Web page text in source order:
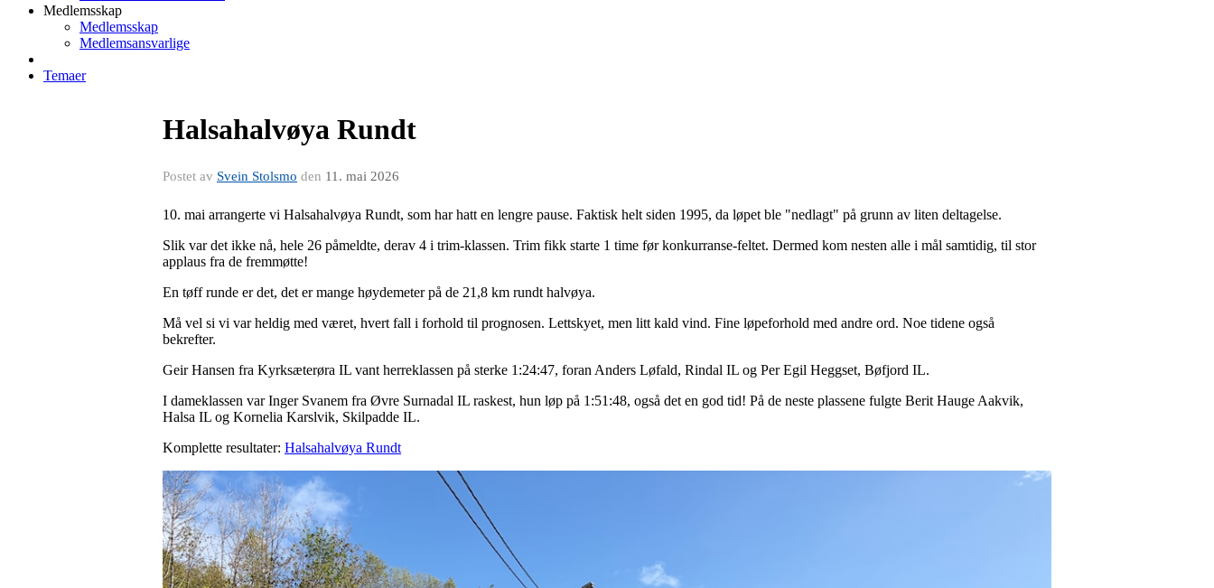
Medlemsskap
Medlemsskap
Medlemsansvarlige
Temaer
Halsahalvøya Rundt
Postet av Svein Stolsmo den 11. mai 2026
10. mai arrangerte vi Halsahalvøya Rundt, som har hatt en lengre pause. Faktisk helt siden 1995, da løpet ble "nedlagt" på grunn av liten deltagelse.
Slik var det ikke nå, hele 26 påmeldte, derav 4 i trim-klassen. Trim fikk starte 1 time før konkurranse-feltet. Dermed kom nesten alle i mål samtidig, til stor
applaus fra de fremmøtte!
En tøff runde er det, det er mange høydemeter på de 21,8 km rundt halvøya.
Må vel si vi var heldig med været, hvert fall i forhold til prognosen. Lettskyet, men litt kald vind. Fine løpeforhold med andre ord. Noe tidene også
bekrefter.
Geir Hansen fra Kyrksæterøra IL vant herreklassen på sterke 1:24:47, foran Anders Løfald, Rindal IL og Per Egil Heggset, Bøfjord IL.
I dameklassen var Inger Svanem fra Øvre Surnadal IL raskest, hun løp på 1:51:48, også det en god tid! På de neste plassene fulgte Berit Hauge Aakvik,
Halsa IL og Kornelia Karslvik, Skilpadde IL.
Komplette resultater: Halsahalvøya Rundt